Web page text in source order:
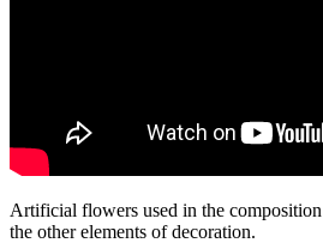
Artificial flowers used in the
the other elements of decoration.